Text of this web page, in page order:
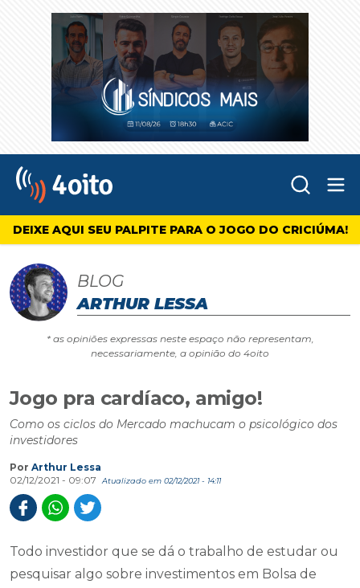
4oito
DEIXE AQUI SEU PALPITE PARA O JOGO DO CRICIÚMA!
BLOG
ARTHUR LESSA
* as opiniões expressas neste espaço não representam,
necessariamente, a opinião do 4oito
Jogo pra cardíaco, amigo!
Como os ciclos do Mercado machucam o psicológico dos
investidores
Por Arthur Lessa
02/12/2021 - 09:07
Atualizado em 02/12/2021 - 14:11
Todo investidor que se dá o trabalho de estudar ou
pesquisar algo sobre investimentos em Bolsa de